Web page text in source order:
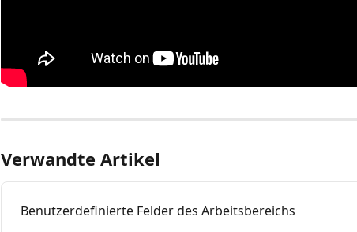
Verwandte Artikel
Benutzerdefinierte Felder des Arbeitsbereichs